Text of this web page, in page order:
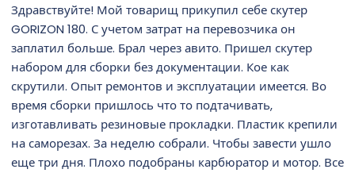
Здравствуйте! Мой товарищ прикупил себе скутер
GORIZON 180. С учетом затрат на перевозчика он
заплатил больше. Брал через авито. Пришел скутер
набором для сборки без документации. Кое как
скрутили. Опыт ремонтов и эксплуатации имеется. Во
время сборки пришлось что то подтачивать,
изготавливать резиновые прокладки. Пластик крепили
на саморезах. За неделю собрали. Чтобы завести ушло
еще три дня. Плохо подобраны карбюратор и мотор. Все